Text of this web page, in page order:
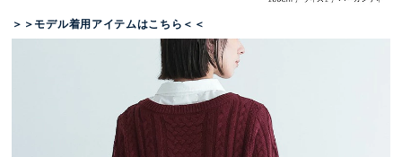
＞＞モデル着用アイテムはこちら＜＜